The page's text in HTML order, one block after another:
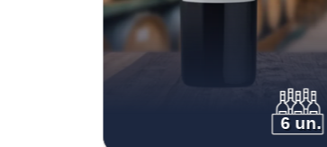
6 un.